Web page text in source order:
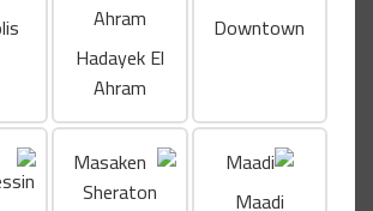
Downtown
Hadayek El
Ahram
Maadi
حلويات
تشيز كيك
حلويات
EGP